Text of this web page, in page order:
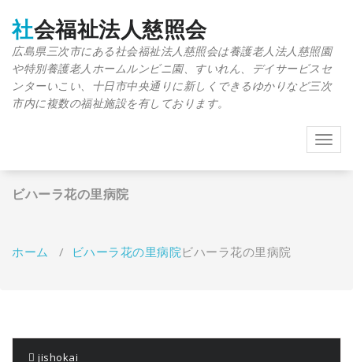
社会福祉法人慈照会
広島県三次市にある社会福祉法人慈照会は養護老人法人慈照園
や特別養護老人ホームルンビニ園、すいれん、デイサービスセ
ンターいこい、十日市中央通りに新しくできるゆかりなど三次
市内に複数の福祉施設を有しております。
ビハーラ花の里病院
ホーム / ビハーラ花の里病院ビハーラ花の里病院
jishokai